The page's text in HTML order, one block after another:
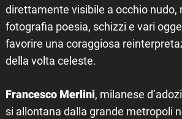
direttamente visibile a occhio nudo,
fotografia poesia, schizzi e vari
favorire una coraggiosa
della volta celeste.
Francesco Merlini, milanese
si allontana dalla grande metropoli
Search
for: